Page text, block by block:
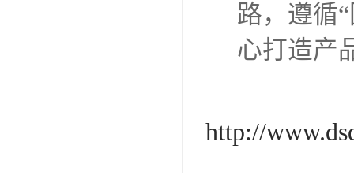
路，遵循
心打造产
http://